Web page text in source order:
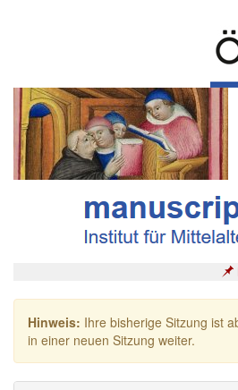
Hinweis: Ihre bisherige Sitzung ist
in einer neuen Sitzung weiter.